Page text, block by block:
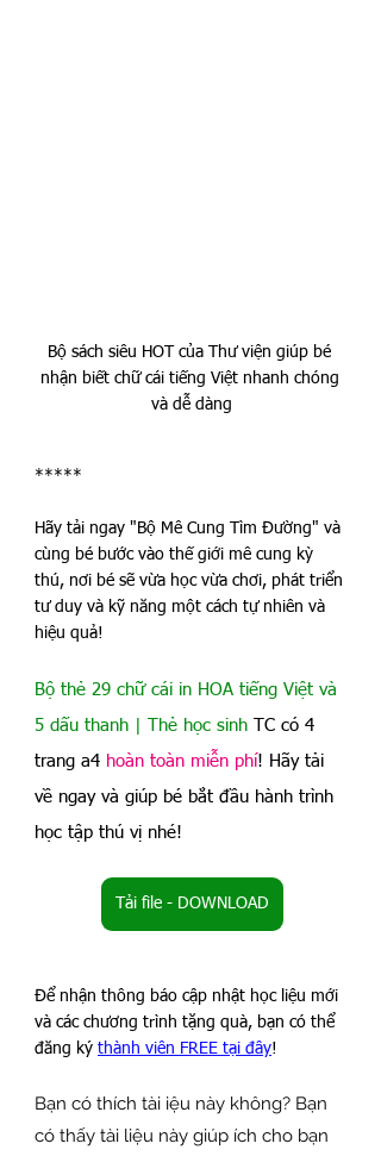
Bộ sách siêu HOT của Thư viện giúp bé
nhận biết chữ cái tiếng Việt nhanh chóng
và dễ dàng
*****
Hãy tải ngay "Bộ Mê Cung Tìm Đường" và
cùng bé bước vào thế giới mê cung kỳ
thú, nơi bé sẽ vừa học vừa chơi, phát triển
tư duy và kỹ năng một cách tự nhiên và
hiệu quả!
Bộ thẻ 29 chữ cái in HOA tiếng Việt và
5 dấu thanh | Thẻ học sinh
TC có 4
trang a4 hoàn toàn miễn phí! Hãy tải
về ngay và giúp bé bắt đầu hành trình
học tập thú vị nhé!
Tải file - DOWNLOAD
Để nhận thông báo cập nhật học liệu mới
và các chương trình tặng quà, bạn có thể
đăng ký thành viên FREE tại đây!
Bạn có thích tài iệu này không? Bạn
có thấy tài liệu này giúp ích cho bạn